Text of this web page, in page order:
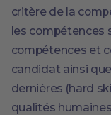
critère de la
les compétences
compétences et
candidat ainsi
dernières (hard
qualités